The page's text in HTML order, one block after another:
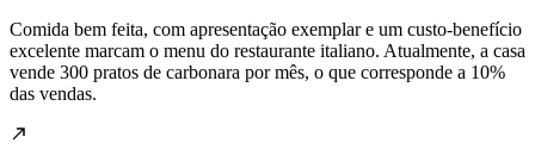
Comida bem feita, com apresentação exemplar e um custo-benefício
excelente marcam o menu do restaurante italiano. Atualmente, a casa
vende 300 pratos de carbonara por mês, o que corresponde a 10%
das vendas.